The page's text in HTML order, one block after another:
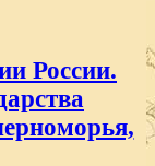
России.